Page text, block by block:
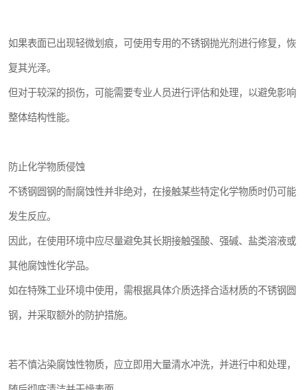
如果表面已出现轻微划痕，可使用专用的不锈钢抛光剂进行修复，恢
复其光泽。
但对于较深的损伤，可能需要专业人员进行评估和处理，以避免影响
整体结构性能。
防止化学物质侵蚀
不锈钢圆钢的耐腐蚀性并非绝对，在接触某些特定化学物质时仍可能
发生反应。
因此，在使用环境中应尽量避免其长期接触强酸、强碱、盐类溶液或
其他腐蚀性化学品。
如在特殊工业环境中使用，需根据具体介质选择合适材质的不锈钢圆
钢，并采取额外的防护措施。
若不慎沾染腐蚀性物质，应立即用大量清水冲洗，并进行中和处理，